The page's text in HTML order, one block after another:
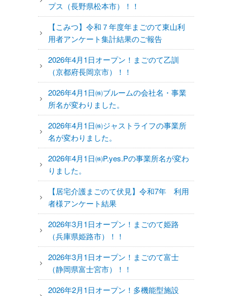
プライバシーポリシー
介護サービス
訪問介護
訪問介護のサービス提供までの流れ
訪問看護
訪問看護のサービス提供までの流れ
通所介護(デイサービス)
1日の過ごし方
居宅介護支援センター
ケアプラン作成までの流れ
相談支援センター
介護タクシー
プス（長野県松本市）！！
【こみつ】令和７年度年まごのて東山利
用者アンケート集計結果のご報告
2026年4月1日オープン！まごのて乙訓
（京都府長岡京市）！！
2026年4月1日㈱ブルームの会社名・事業
所名が変わりました。
2026年4月1日㈱ジャストライフの事業所
名が変わりました。
2026年4月1日㈱P.yes.Pの事業所名が変わ
りました。
【居宅介護まごのて伏見】令和7年 利用
者様アンケート結果
2026年3月1日オープン！まごのて姫路
（兵庫県姫路市）！！
2026年3月1日オープン！まごのて富士
（静岡県富士宮市）！！
2026年2月1日オープン！多機能型施設